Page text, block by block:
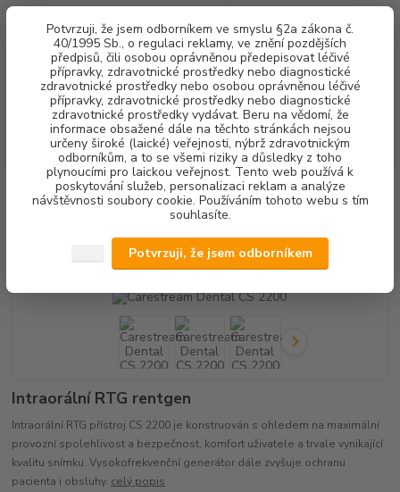
Potvrzuji, že jsem odborníkem ve smyslu §2a zákona č.
40/1995 Sb., o regulaci reklamy, ve znění pozdějších
předpisů, čili osobou oprávněnou předepisovat léčivé
přípravky, zdravotnické prostředky nebo diagnostické
zdravotnické prostředky nebo osobou oprávněnou léčivé
přípravky, zdravotnické prostředky nebo diagnostické
zdravotnické prostředky vydávat. Beru na vědomí, že
informace obsažené dále na těchto stránkách nejsou
určeny široké (laické) veřejnosti, nýbrž zdravotnickým
odborníkům, a to se všemi riziky a důsledky z toho
plynoucími pro laickou veřejnost. Tento web používá k
poskytování služeb, personalizaci reklam a analýze
návštěvnosti soubory cookie. Používáním tohoto webu s tím
souhlasíte.
Potvrzuji, že jsem odborníkem
Menu
CZK
Hledat
(Po-Pá, 8-16 hod.)
za0,00 Kč
RENTGENOLOGIE Carestream Dental CS 2200
Carestream Dental CS 2200
Intraorální RTG rentgen
Intraorální RTG přístroj CS 2200 je konstruován s ohledem na maximální
provozní spolehlivost a bezpečnost, komfort uživatele a trvale vynikající
kvalitu snímku. Vysokofrekvenční generátor dále zvyšuje ochranu
pacienta i obsluhy. celý popis